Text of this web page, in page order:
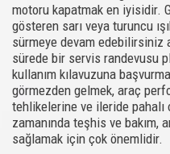
motoru kapatmak en iyisidir.
gösteren sarı veya turuncu
sürmeye devam edebilirsiniz
sürede bir servis randevusu
kullanım kılavuzuna
görmezden gelmek, araç
tehlikelerine ve ileride pahalı
zamanında teşhis ve bakım,
sağlamak için çok önemlidir.